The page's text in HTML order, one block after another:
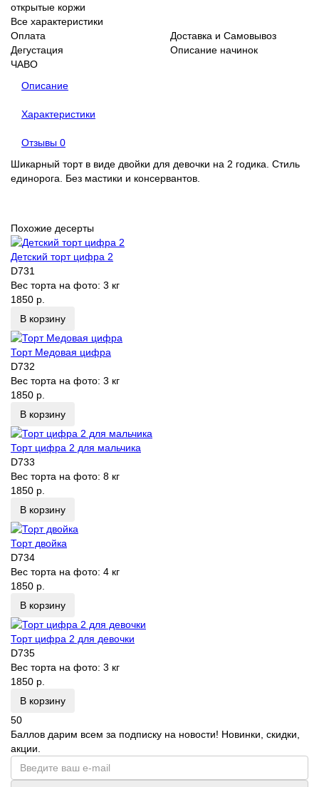
открытые коржи
Все характеристики
Оплата
Доставка и Самовывоз
Дегустация
Описание начинок
ЧАВО
Описание
Характеристики
Отзывы 0
Шикарный торт в виде двойки для девочки на 2 годика. Стиль
единорога. Без мастики и консервантов.
Похожие десерты
Детский торт цифра 2
D731
Вес торта на фото: 3 кг
1850 р.
В корзину
Торт Медовая цифра
D732
Вес торта на фото: 3 кг
1850 р.
В корзину
Торт цифра 2 для мальчика
D733
Вес торта на фото: 8 кг
1850 р.
В корзину
Торт двойка
D734
Вес торта на фото: 4 кг
1850 р.
В корзину
Торт цифра 2 для девочки
D735
Вес торта на фото: 3 кг
1850 р.
В корзину
50
Баллов дарим всем за подписку на новости! Новинки, скидки,
акции.